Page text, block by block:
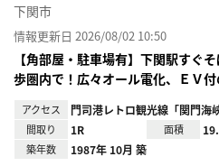
下関市
情報更新日 2026/08/02 10:50
【角部屋・駐車場有】下関駅すぐ
歩圏内で！広々オール電化、ＥＶ
アクセス 門司港レトロ観光線「関門海
間取り 1R 面積
築年数 1987年 10月 築